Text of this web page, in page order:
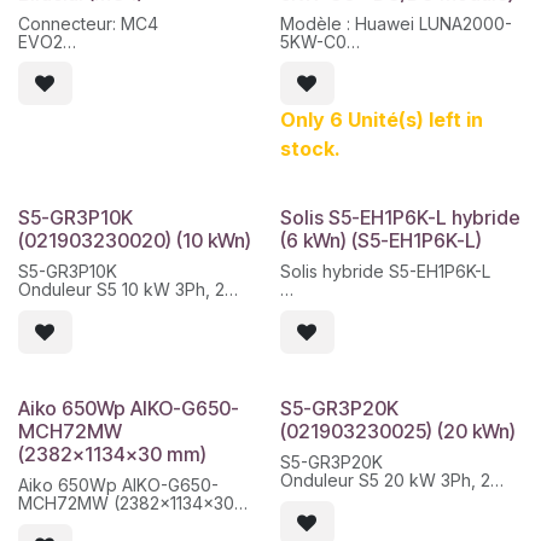
polarité CC
Garantie standard de 5 ans
extensible jusqu'à 20 ans
module
- Communication CPL /
Plateforme Atmoce
installation extérieure
à 60 V
- 25 ans de garantie
Connecteur: MC4
EVO2
-1,40M/+1,40M
Modèle : Huawei LUNA2000-
5KW-C0
Fonction : Contrôle, protection
et communication du système
LUNA2000 S0
Application : gestion du
stockage d'énergie Huawei.
Only 6 Unité(s) left in
stock.
S5-GR3P10K
(021903230020) (10 kWn)
S5-GR3P10K
Onduleur S5 10 kW 3Ph, 2
Marque : Solis
Code fabricant:
kWn
Solis S5-EH1P6K-L hybride
(6 kWn) (S5-EH1P6K-L)
Solis hybride S5-EH1P6K-L
2 MPPT
Tension d'entrée maximale :
15 A / 15 A
Efficacité maximale : 97,1 %
Protection contre l'inversion
de polarité CC/surintensité de
sortie/court-circuit et
surtension
Garantie de 5 ans extensible
Aiko 650Wp AIKO-G650-
MCH72MW
(2382x1134x30 mm)
Aiko 650Wp AIKO-G650-
MCH72MW (2382x1134x30
S5-GR3P20K
(021903230025) (20 kWn)
S5-GR3P20K
Onduleur S5 20 kW 3Ph, 2
Marque : Solis
Code fabricant: